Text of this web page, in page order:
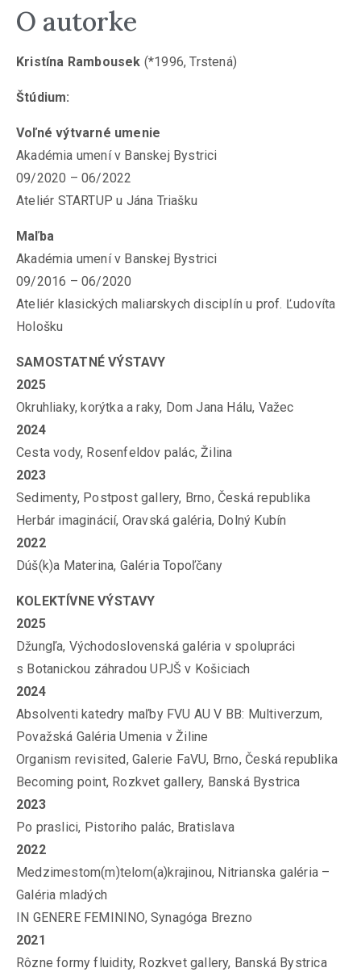
O autorke
Kristína Rambousek (*1996, Trstená)
Štúdium:
Voľné výtvarné umenie
Akadémia umení v Banskej Bystrici
09/2020 – 06/2022
Ateliér STARTUP u Jána Triašku
Maľba
Akadémia umení v Banskej Bystrici
09/2016 – 06/2020
Ateliér klasických maliarskych disciplín u prof. Ľudovíta
Hološku
SAMOSTATNÉ VÝSTAVY
2025
Okruhliaky, korýtka a raky, Dom Jana Hálu, Važec
2024
Cesta vody, Rosenfeldov palác, Žilina
2023
Sedimenty, Postpost gallery, Brno, Česká republika
Herbár imaginácií, Oravská galéria, Dolný Kubín
2022
Dúš(k)a Materina, Galéria Topoľčany
KOLEKTÍVNE VÝSTAVY
2025
Džungľa, Východoslovenská galéria v spolupráci
s Botanickou záhradou UPJŠ v Košiciach
2024
Absolventi katedry maľby FVU AU V BB: Multiverzum,
Považská Galéria Umenia v Žiline
Organism revisited, Galerie FaVU, Brno, Česká republika
Becoming point, Rozkvet gallery, Banská Bystrica
2023
Po praslici, Pistoriho palác, Bratislava
2022
Medzimestom(m)telom(a)krajinou, Nitrianska galéria –
Galéria mladých
IN GENERE FEMININO, Synagóga Brezno
2021
Rôzne formy fluidity, Rozkvet gallery, Banská Bystrica